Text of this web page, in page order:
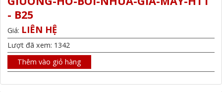
- B25
Giá: LIÊN HỆ
Lượt đã xem: 1342
Thêm vào giỏ hàng